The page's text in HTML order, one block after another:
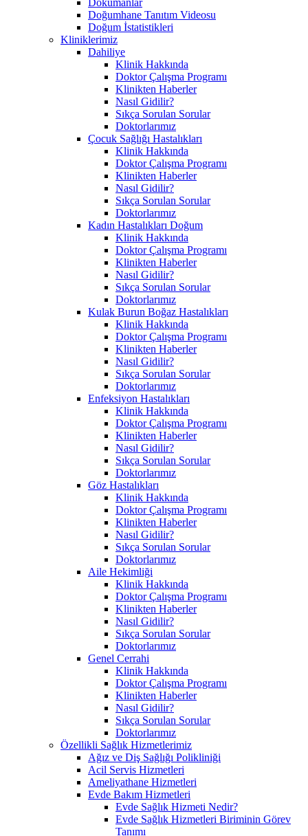
Doğumhane Tanıtım Videosu
Doğum İstatistikleri
Kliniklerimiz
Dahiliye
Klinik Hakkında
Doktor Çalışma Programı
Klinikten Haberler
Nasıl Gidilir?
Sıkça Sorulan Sorular
Doktorlarımız
Çocuk Sağlığı Hastalıkları
Klinik Hakkında
Doktor Çalışma Programı
Klinikten Haberler
Nasıl Gidilir?
Sıkça Sorulan Sorular
Doktorlarımız
Kadın Hastalıkları Doğum
Klinik Hakkında
Doktor Çalışma Programı
Klinikten Haberler
Nasıl Gidilir?
Sıkça Sorulan Sorular
Doktorlarımız
Kulak Burun Boğaz Hastalıkları
Klinik Hakkında
Doktor Çalışma Programı
Klinikten Haberler
Nasıl Gidilir?
Sıkça Sorulan Sorular
Doktorlarımız
Enfeksiyon Hastalıkları
Klinik Hakkında
Doktor Çalışma Programı
Klinikten Haberler
Nasıl Gidilir?
Sıkça Sorulan Sorular
Doktorlarımız
Göz Hastalıkları
Klinik Hakkında
Doktor Çalışma Programı
Klinikten Haberler
Nasıl Gidilir?
Sıkça Sorulan Sorular
Doktorlarımız
Aile Hekimliği
Klinik Hakkında
Doktor Çalışma Programı
Klinikten Haberler
Nasıl Gidilir?
Sıkça Sorulan Sorular
Doktorlarımız
Genel Cerrahi
Klinik Hakkında
Doktor Çalışma Programı
Klinikten Haberler
Nasıl Gidilir?
Sıkça Sorulan Sorular
Doktorlarımız
Özellikli Sağlık Hizmetlerimiz
Ağız ve Diş Sağlığı Polikliniği
Acil Servis Hizmetleri
Ameliyathane Hizmetleri
Evde Bakım Hizmetleri
Evde Sağlık Hizmeti Nedir?
Evde Sağlık Hizmetleri Biriminin Görev
Tanımı